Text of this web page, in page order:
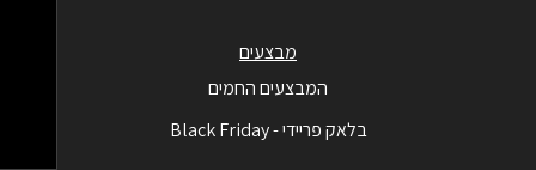
מבצעים
המבצעים החמים
בלאק פריידי - Black Friday